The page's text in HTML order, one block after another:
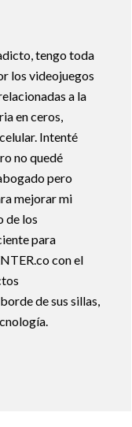
tengo toda
los videojuegos
a la
en ceros,
Intenté
no quedé
pero
mejorar mi
de los
para
con el
de sus sillas,